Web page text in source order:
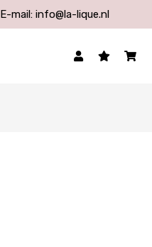
E-mail:info@la-lique.nl